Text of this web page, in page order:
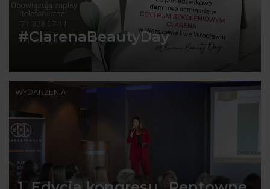
#ClarenaBeautyDay
WYDARZENIA